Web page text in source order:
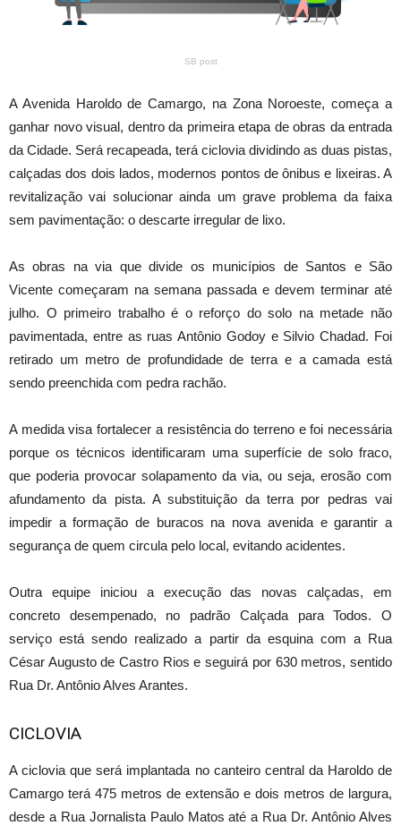
SB post
A Avenida Haroldo de Camargo, na Zona Noroeste, começa a
ganhar novo visual, dentro da primeira etapa de obras da entrada
da Cidade. Será recapeada, terá ciclovia dividindo as duas pistas,
calçadas dos dois lados, modernos pontos de ônibus e lixeiras. A
revitalização vai solucionar ainda um grave problema da faixa
sem pavimentação: o descarte irregular de lixo.
As obras na via que divide os municípios de Santos e São
Vicente começaram na semana passada e devem terminar até
julho. O primeiro trabalho é o reforço do solo na metade não
pavimentada, entre as ruas Antônio Godoy e Silvio Chadad. Foi
retirado um metro de profundidade de terra e a camada está
sendo preenchida com pedra rachão.
A medida visa fortalecer a resistência do terreno e foi necessária
porque os técnicos identificaram uma superfície de solo fraco,
que poderia provocar solapamento da via, ou seja, erosão com
afundamento da pista. A substituição da terra por pedras vai
impedir a formação de buracos na nova avenida e garantir a
segurança de quem circula pelo local, evitando acidentes.
Outra equipe iniciou a execução das novas calçadas, em
concreto desempenado, no padrão Calçada para Todos. O
serviço está sendo realizado a partir da esquina com a Rua
César Augusto de Castro Rios e seguirá por 630 metros, sentido
Rua Dr. Antônio Alves Arantes.
CICLOVIA
A ciclovia que será implantada no canteiro central da Haroldo de
Camargo terá 475 metros de extensão e dois metros de largura,
desde a Rua Jornalista Paulo Matos até a Rua Dr. Antônio Alves